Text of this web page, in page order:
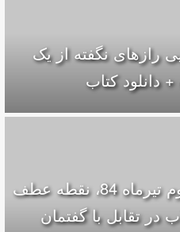
رازهای نگفته از یک
دانلود کتاب
بازخوانی یک حماسه؛ سوم تیرماه 84، نقطه عطف
در تقابل با گفتمان